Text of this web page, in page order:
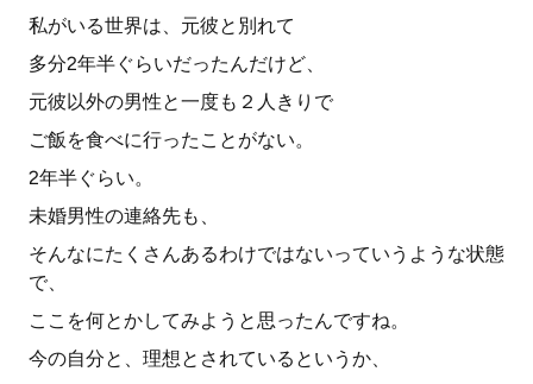
私がいる世界は、元彼と別れて
多分2年半ぐらいだったんだけど、
元彼以外の男性と一度も２人きりで
ご飯を食べに行ったことがない。
2年半ぐらい。
未婚男性の連絡先も、
そんなにたくさんあるわけではないっていうような状態
で、
ここを何とかしてみようと思ったんですね。
今の自分と、理想とされているというか、